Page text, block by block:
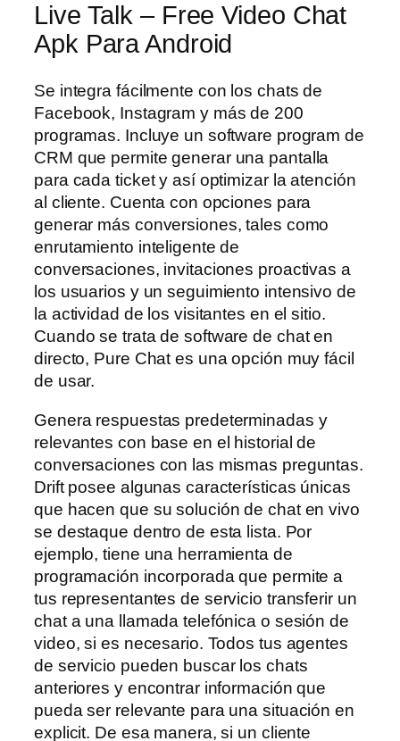
Live Talk – Free Video Chat
Apk Para Android
Se integra fácilmente con los chats de
Facebook, Instagram y más de 200
programas. Incluye un software program de
CRM que permite generar una pantalla
para cada ticket y así optimizar la atención
al cliente. Cuenta con opciones para
generar más conversiones, tales como
enrutamiento inteligente de
conversaciones, invitaciones proactivas a
los usuarios y un seguimiento intensivo de
la actividad de los visitantes en el sitio.
Cuando se trata de software de chat en
directo, Pure Chat es una opción muy fácil
de usar.
Genera respuestas predeterminadas y
relevantes con base en el historial de
conversaciones con las mismas preguntas.
Drift posee algunas características únicas
que hacen que su solución de chat en vivo
se destaque dentro de esta lista. Por
ejemplo, tiene una herramienta de
programación incorporada que permite a
tus representantes de servicio transferir un
chat a una llamada telefónica o sesión de
video, si es necesario. Todos tus agentes
de servicio pueden buscar los chats
anteriores y encontrar información que
pueda ser relevante para una situación en
explicit. De esa manera, si un cliente